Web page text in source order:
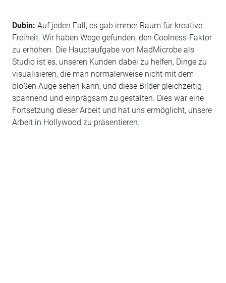
Dubin: Auf jeden Fall, es gab immer Raum für kreative
Freiheit. Wir haben Wege gefunden, den Coolness-Faktor
zu erhöhen. Die Hauptaufgabe von MadMicrobe als
Studio ist es, unseren Kunden dabei zu helfen, Dinge zu
visualisieren, die man normalerweise nicht mit dem
bloßen Auge sehen kann, und diese Bilder gleichzeitig
spannend und einprägsam zu gestalten. Dies war eine
Fortsetzung dieser Arbeit und hat uns ermöglicht, unsere
Arbeit in Hollywood zu präsentieren.